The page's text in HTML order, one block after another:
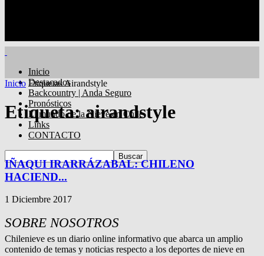
Inicio
Destacados
Backcountry | Anda Seguro
Pronósticos
El mundo de la Nieve en Chile
Links
CONTACTO
Inicio EtiquetasAirandstyle
Etiqueta: airandstyle
IÑAQUI IRARRÁZABAL: CHILENO
HACIEND...
1 Diciembre 2017
SOBRE NOSOTROS
Chilenieve es un diario online informativo que abarca un amplio
contenido de temas y noticias respecto a los deportes de nieve en